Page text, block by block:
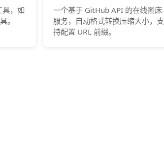
具，如
。
一个基于 GitHub API 的在线图床
服务，自动格式转换压缩大小，支
持配置 URL 前缀。